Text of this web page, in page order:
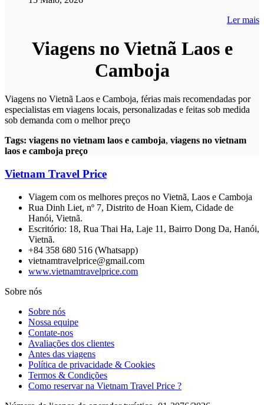
Ler mais
Viagens no Vietnã Laos e
Camboja
Viagens no Vietnã Laos e Camboja, férias mais recomendadas por
especialistas em viagens locais, personalizadas e feitas sob medida
sob demanda com o melhor preço
Tags: viagens no vietnam laos e camboja, viagens no vietnam
laos e camboja preço
Vietnam Travel Price
Viagem com os melhores preços no Vietnã, Laos e Camboja
Rua Dinh Liet, nº 7, Distrito de Hoan Kiem, Cidade de
Hanói, Vietnã.
Escritório: 18, Rua Thai Ha, Laje 11, Bairro Dong Da, Hanói,
Vietnã.
+84 358 680 516 (Whatsapp)
vietnamtravelprice@gmail.com
www.vietnamtravelprice.com
Sobre nós
Sobre nós
Nossa equipe
Contate-nos
Avaliações dos clientes
Antes das viagens
Política de privacidade & Cookies
Termos & Condições
Como reservar na Vietnam Travel Price ?